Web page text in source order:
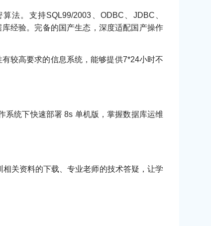
法。支持SQL99/2003、ODBC、JDBC、
经验。完备的国产生态，深度适配国产操作
较高要求的信息系统，能够提供7*24小时不
系统下快速部署 8s 单机版，掌握数据库运维
关资料的下载、专业老师的技术答疑，让学